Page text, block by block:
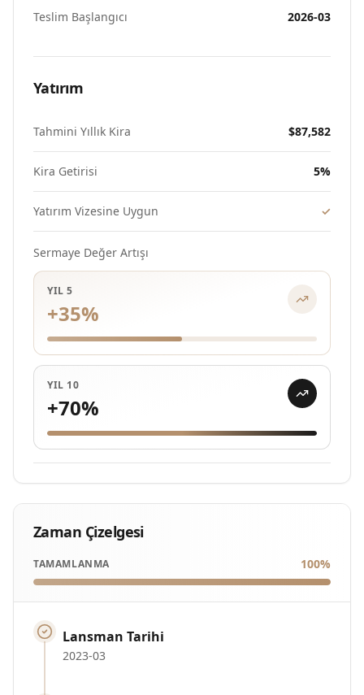
Teslim Başlangıcı 2026-03
Yatırım
Tahmini Yıllık Kira $87,582
Kira Getirisi 5%
Yatırım Vizesine Uygun ✓
Sermaye Değer Artışı
YIL 5
+35%
YIL 10
+70%
Zaman Çizelgesi
TAMAMLANMA 100%
Lansman Tarihi
2023-03